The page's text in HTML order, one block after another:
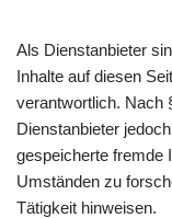
Als Dienstanbieter
Inhalte auf diesen
verantwortlich. Nach
Dienstanbieter
gespeicherte fremde
Umständen zu
Tätigkeit hinweisen.